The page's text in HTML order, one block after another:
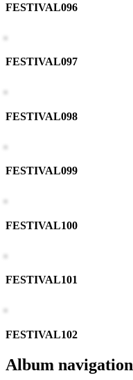
FESTIVAL096
FESTIVAL097
FESTIVAL098
FESTIVAL099
FESTIVAL100
FESTIVAL101
FESTIVAL102
Album navigation